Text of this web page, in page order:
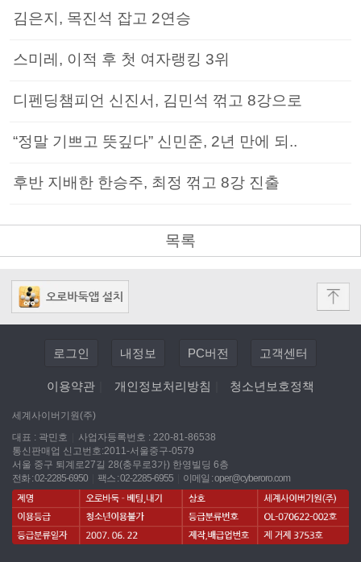
김은지, 목진석 잡고 2연승
스미레, 이적 후 첫 여자랭킹 3위
디펜딩챔피언 신진서, 김민석 꺾고 8강으로
“정말 기쁘고 뜻깊다” 신민준, 2년 만에 되..
후반 지배한 한승주, 최정 꺾고 8강 진출
목록
로그인 내정보 PC버전 고객센터
이용약관 개인정보처리방침 청소년보호정책
세계사이버기원(주)
대표 : 곽민호
사업자등록번호 : 220-81-86538
통신판매업 신고번호:2011-서울중구-0579
서울 중구 퇴계로27길 28(충무로3가) 한영빌딩 6층
전화 : 02-2285-6950
팩스 : 02-2285-6955 이메일 :oper@cyberoro.com